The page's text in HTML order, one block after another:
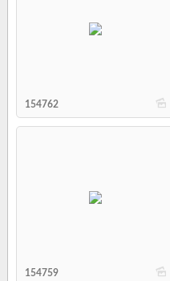
b
154762
b
154759